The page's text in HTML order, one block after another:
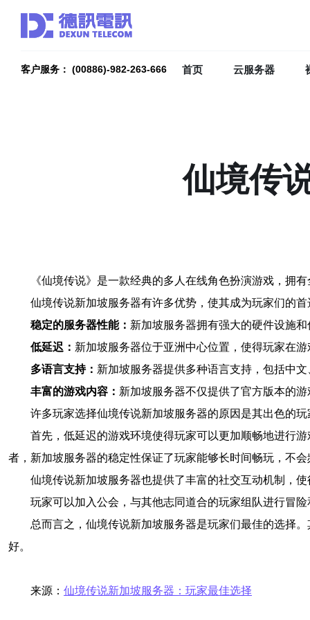
客户服务： (00886)-982-263-666 首页 云服务器
仙境传
《仙境传说》是一款经典的多人在线角色扮演游戏，拥
仙境传说新加坡服务器有许多优势，使其成为玩家们的首
稳定的服务器性能： 新加坡服务器拥有强大的硬件设施
低延迟： 新加坡服务器位于亚洲中心位置，使得玩家在
多语言支持： 新加坡服务器提供多种语言支持，包括中
丰富的游戏内容： 新加坡服务器不仅提供了官方版本的
许多玩家选择仙境传说新加坡服务器的原因是其出色的玩
首先，低延迟的游戏环境使得玩家可以更加顺畅地进行
者，新加坡服务器的稳定性保证了玩家能够长时间畅玩，不
仙境传说新加坡服务器也提供了丰富的社交互动机制，
玩家可以加入公会，与其他志同道合的玩家组队进行冒
总而言之，仙境传说新加坡服务器是玩家们最佳的选择
好。
来源： 仙境传说新加坡服务器：玩家最佳选择